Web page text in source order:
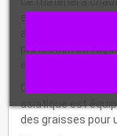
accueillir
protection en
asiatique est
des graisses pour